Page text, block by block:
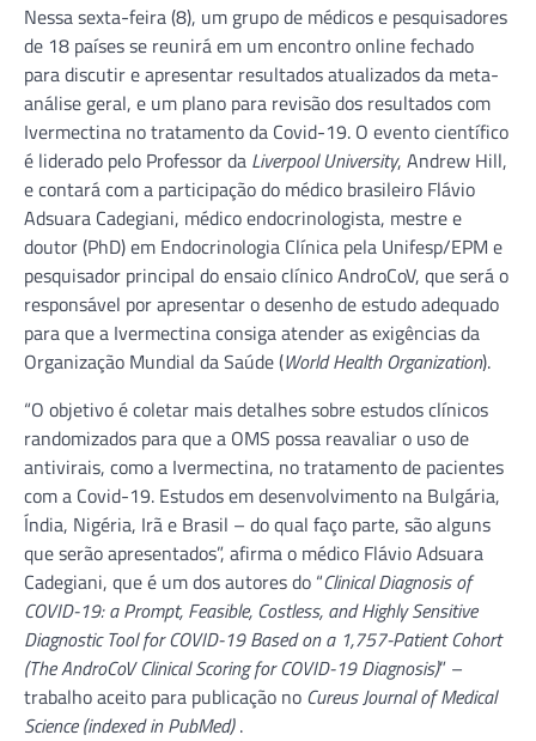
Nessa sexta-feira (8), um grupo de médicos e pesquisadores
de 18 países se reunirá em um encontro online fechado
para discutir e apresentar resultados atualizados da meta-
análise geral, e um plano para revisão dos resultados com
Ivermectina no tratamento da Covid-19. O evento científico
é liderado pelo Professor da Liverpool University, Andrew Hill,
e contará com a participação do médico brasileiro Flávio
Adsuara Cadegiani, médico endocrinologista, mestre e
doutor (PhD) em Endocrinologia Clínica pela Unifesp/EPM e
pesquisador principal do ensaio clínico AndroCoV, que será o
responsável por apresentar o desenho de estudo adequado
para que a Ivermectina consiga atender as exigências da
Organização Mundial da Saúde (World Health Organization).
“O objetivo é coletar mais detalhes sobre estudos clínicos
randomizados para que a OMS possa reavaliar o uso de
antivirais, como a Ivermectina, no tratamento de pacientes
com a Covid-19. Estudos em desenvolvimento na Bulgária,
Índia, Nigéria, Irã e Brasil – do qual faço parte, são alguns
que serão apresentados”, afirma o médico Flávio Adsuara
Cadegiani, que é um dos autores do “Clinical Diagnosis of
COVID-19: a Prompt, Feasible, Costless, and Highly Sensitive
Diagnostic Tool for COVID-19 Based on a 1,757-Patient Cohort
(The AndroCoV Clinical Scoring for COVID-19 Diagnosis)” –
trabalho aceito para publicação no Cureus Journal of Medical
Science (indexed in PubMed).